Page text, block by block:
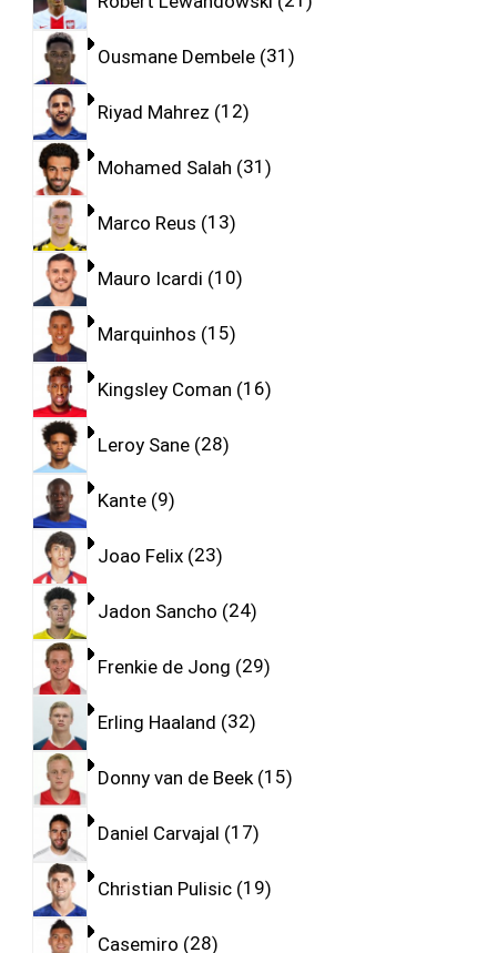
Ousmane Dembele 31
Riyad Mahrez 12
Mohamed Salah 31
Marco Reus 13
Mauro Icardi 10
Marquinhos 15
Kingsley Coman 16
Leroy Sane 28
Kante 9
Joao Felix 23
Jadon Sancho 24
Frenkie de Jong 29
Erling Haaland 32
Donny van de Beek 15
Daniel Carvajal 17
Christian Pulisic 19
Casemiro 28